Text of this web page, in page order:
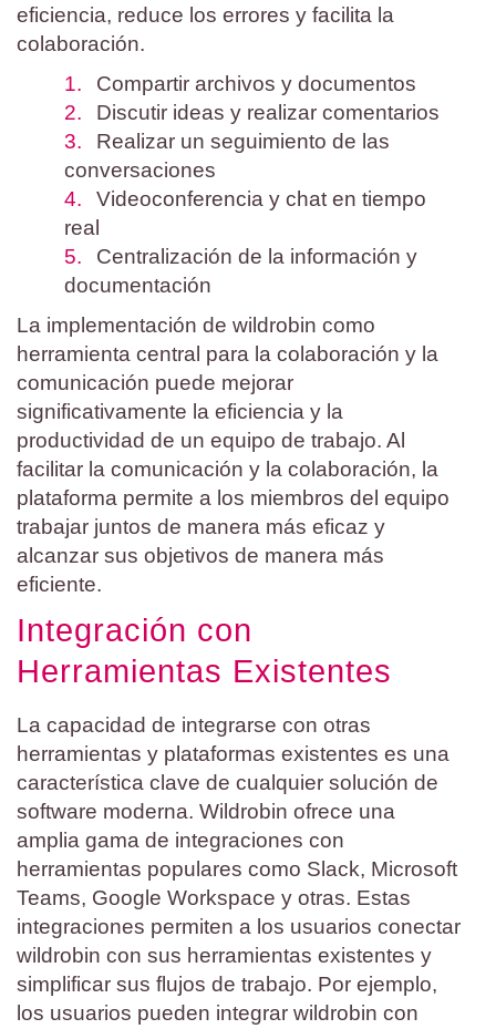
eficiencia, reduce los errores y facilita la
colaboración.
Compartir archivos y documentos
Discutir ideas y realizar comentarios
Realizar un seguimiento de las
conversaciones
Videoconferencia y chat en tiempo
real
Centralización de la información y
documentación
La implementación de wildrobin como
herramienta central para la colaboración y la
comunicación puede mejorar
significativamente la eficiencia y la
productividad de un equipo de trabajo. Al
facilitar la comunicación y la colaboración, la
plataforma permite a los miembros del equipo
trabajar juntos de manera más eficaz y
alcanzar sus objetivos de manera más
eficiente.
Integración con
Herramientas Existentes
La capacidad de integrarse con otras
herramientas y plataformas existentes es una
característica clave de cualquier solución de
software moderna. Wildrobin ofrece una
amplia gama de integraciones con
herramientas populares como Slack, Microsoft
Teams, Google Workspace y otras. Estas
integraciones permiten a los usuarios conectar
wildrobin con sus herramientas existentes y
simplificar sus flujos de trabajo. Por ejemplo,
los usuarios pueden integrar wildrobin con